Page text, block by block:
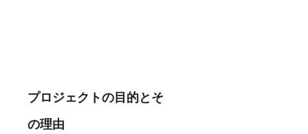
プロジェクトの目的とそ
の理由